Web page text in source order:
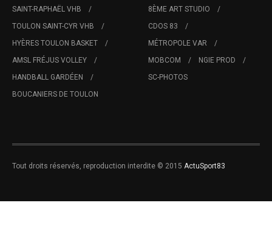
SAINT-RAPHAËL VHB
TOULON SAINT-CYR VHB
HYÈRES TOULON BASKET
AMSL FRÉJUS VOLLEY
HANDBALL GARDÉEN
BOUCANIERS DE TOULON
8ÈME ART STUDIO
CDOS 83
MÉTROPOLE VAR
MOBCOM
NGIE PROD
SC-PHOTOS
Tout droits réservés, reproduction interdite © 2015 ActuSport83